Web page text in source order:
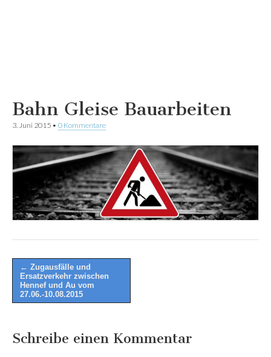
Bahn Gleise Bauarbeiten
3. Juni 2015 • 0 Kommentare
Post
navigation
← Zugausfälle und
Ersatzverkehr zwischen
Hennef und Au vom
27.06.-10.08.2015
Schreibe einen Kommentar